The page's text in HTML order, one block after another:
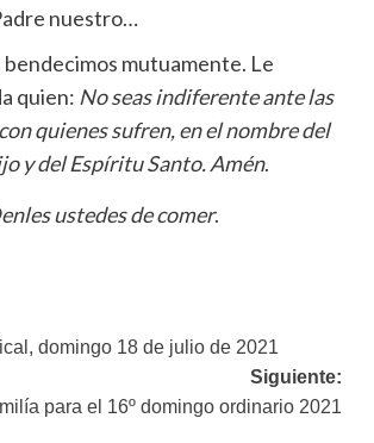
nuestro…
mutuamente. Le
quien: No seas indiferente ante las
quienes sufren, en el nombre del
y del Espíritu Santo. Amén.
ustedes de comer.
domingo 18 de julio de 2021
Siguiente:
para el 16º domingo ordinario 2021